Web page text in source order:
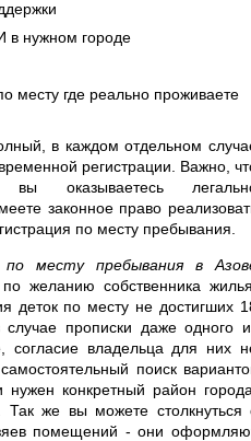
в нужном городе
месту где реально проживаете
в каждом отдельном
регистрации. Важно,
оказываетесь
законное право
по месту пребывания.
по месту пребывания в
желанию собственника жилья.
деток по месту не достигших
случае прописки даже одного
согласие владельца для них
поиск
конкретный район города,
же вы можете столкнуться
помещений - они